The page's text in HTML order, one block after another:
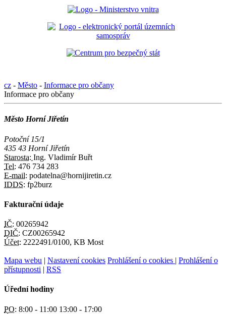
cz - Město - Informace pro občany
Informace pro občany
Město Horní Jiřetín
Potoční 15/1
435 43 Horní Jiřetín
Starosta: Ing. Vladimír Buřt
Tel: 476 734 283
E-mail: podatelna@hornijiretin.cz
IDDS: fp2burz
Fakturační údaje
IČ: 00265942
DIČ: CZ00265942
Účet: 2222491/0100, KB Most
Mapa webu | Nastavení cookies Prohlášení o cookies | Prohlášení o
přístupnosti | RSS
Úřední hodiny
PO: 8:00 - 11:00 13:00 - 17:00